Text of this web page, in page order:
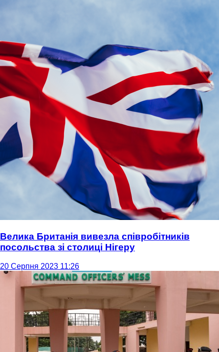
Велика Британія вивезла співробітників
посольства зі столиці Нігеру
20 Серпня 2023 11:26